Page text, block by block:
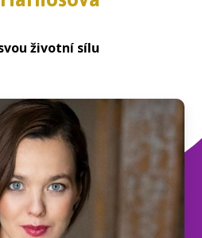
životní sílu